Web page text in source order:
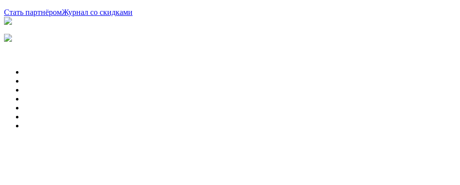
Стать партнёромЖурнал со скидками